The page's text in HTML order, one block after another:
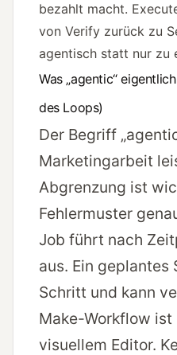
bezahlt macht.
von Verify zurück zu
agentisch statt nur zu
Was „agentic“
des Loops)
Der Begriff
Marketingarbeit
Abgrenzung ist
Fehlermuster
Job führt nach
aus. Ein
Schritt und kann
Make-Workflow
visuellem Editor.